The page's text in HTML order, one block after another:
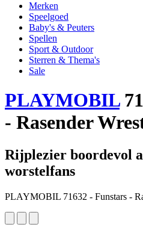
Merken
Speelgoed
Baby's & Peuters
Spellen
Sport & Outdoor
Sterren & Thema's
Sale
PLAYMOBIL
- Rasender
Rijplezier boordevol
worstelfans
PLAYMOBIL 71632 - Funstars -